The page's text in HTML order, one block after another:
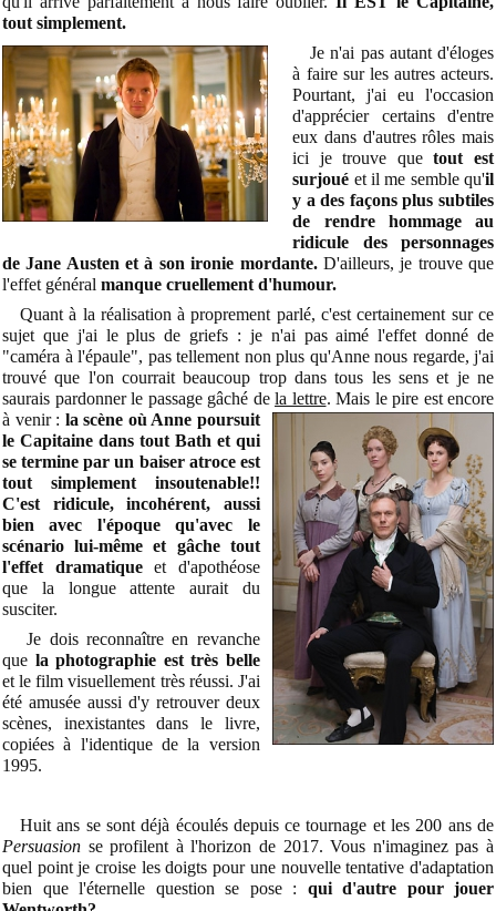
tout simplement.
Je n'ai pas autant d'éloges
à faire sur les autres acteurs.
Pourtant, j'ai eu l'occasion
d'apprécier certains d'entre
eux dans d'autres rôles mais
ici je trouve quetout est
surjoué et il me semble qu'il
y a des façons plus subtiles
de rendre hommage au
ridicule des personnages
de Jane Austen et à son ironie mordante. D'ailleurs, je trouve que
l'effet général manque cruellement d'humour.
Quant à la réalisation à proprement parlé, c'est certainement sur ce
sujet que j'ai le plus de griefs : je n'ai pas aimé l'effet donné de
"caméra à l'épaule", pas tellement non plus qu'Anne nous regarde, j'ai
trouvé que l'on courrait beaucoup trop dans tous les sens et je ne
saurais pardonner le passage gâché de la lettre. Mais le pire est encore
à venir : la scène où Anne poursuit
le Capitaine dans tout Bath et qui
se termine par un baiser atroce est
tout simplement insoutenable!!
C'est ridicule, incohérent, aussi
bien avec l'époque qu'avec le
scénario lui-même et gâche tout
l'effet dramatiqueet d'apothéose
que la longue attente aurait du
susciter.
Je dois reconnaître en revanche
que la photographie est très belle
et le film visuellement très réussi. J'ai
été amusée aussi d'y retrouver deux
scènes, inexistantes dans le livre,
copiées à l'identique de la version
1995.
Huit ans se sont déjà écoulés depuis ce tournage et les 200 ans de
Persuasion se profilent à l'horizon de 2017. Vous n'imaginez pas à
quel point je croise les doigts pour une nouvelle tentative d'adaptation
bien que l'éternelle question se pose : qui d'autre pour jouer